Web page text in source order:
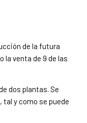
de la futura
la venta de 9 de las
dos plantas. Se
y como se puede